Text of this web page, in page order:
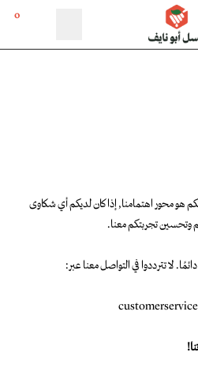
أبو نايف
0
هو محور اهتمامنا, إذا كان لديكم أي شكاوى
وتحسين تجربتكم معنا.
لا تترددوا في التواصل معنا عبر: